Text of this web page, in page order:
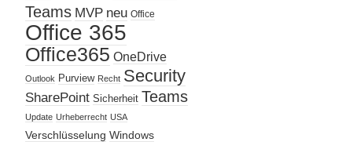
Teams MVP neu Office
Office 365
Office365 OneDrive
Outlook Purview Recht Security
SharePoint Sicherheit Teams
Update Urheberrecht USA
Verschlüsselung Windows